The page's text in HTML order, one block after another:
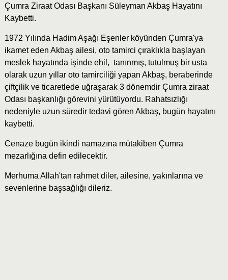
Çumra Ziraat Odası Başkanı Süleyman Akbaş Hayatını
Kaybetti.
1972 Yılında Hadim Aşağı Eşenler köyünden Çumra'ya
ikamet eden Akbaş ailesi, oto tamirci çıraklıkla başlayan
meslek hayatında işinde ehil, tanınmış, tutulmuş bir usta
olarak uzun yıllar oto tamirciliği yapan Akbaş, beraberinde
çiftçilik ve ticaretlede uğraşarak 3 dönemdir Çumra ziraat
Odası başkanlığı görevini yürütüyordu. Rahatsızlığı
nedeniyle uzun süredir tedavi gören Akbaş, bugün hayatını
kaybetti.
Cenaze bugün ikindi namazına mütakiben Çumra
mezarlığına defin edilecektir.
Merhuma Allah'tan rahmet diler, ailesine, yakınlarına ve
sevenlerine başsağlığı dileriz.